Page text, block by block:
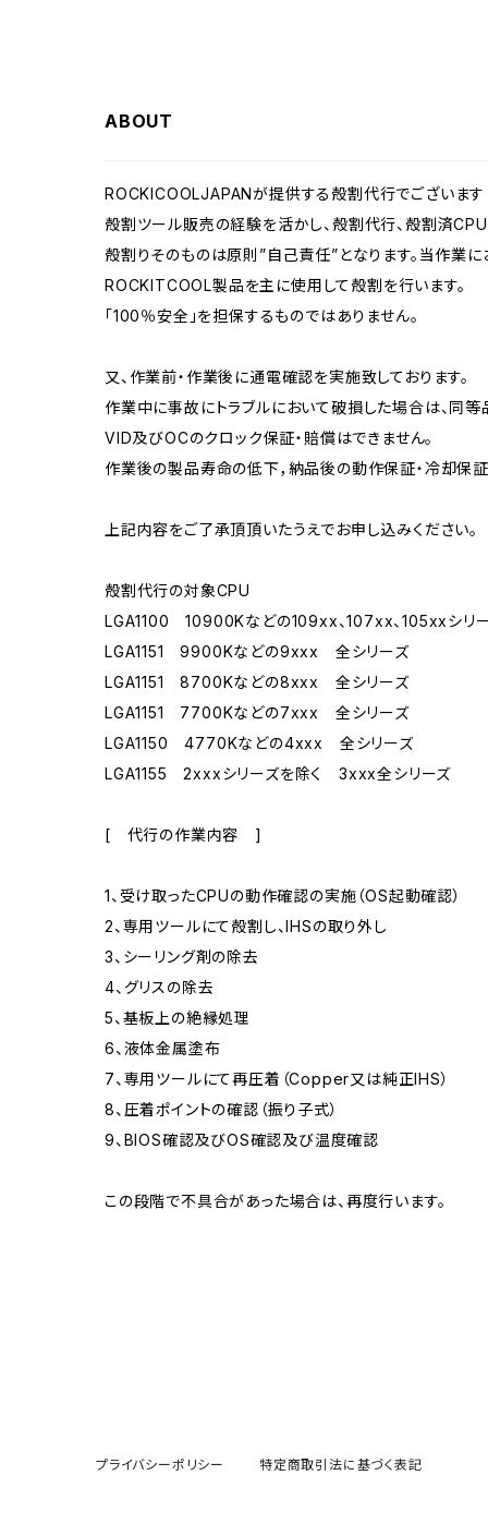
ABOUT
ROCKICOOLJAPANが提供する殻割代行でございます
殻割ツール販売の経験を活かし、殻割代行、殻割済CPU
殻割りそのものは原則”自己責任”となります。当作業
ROCKITCOOL製品を主に使用して殻割を行います。
「100％安全」を担保するものではありません。
又、作業前・作業後に通電確認を実施致しております。
作業中に事故にトラブルにおいて破損した場合は、同等
VID及びOCのクロック保証・賠償はできません。
作業後の製品寿命の低下，納品後の動作保証・冷却保
上記内容をご了承頂頂いたうえでお申し込みください。
殻割代行の対象CPU
LGA1100 10900Kなどの109xx、107xx、105xxシリ
LGA1151 9900Kなどの9xxx 全シリーズ
LGA1151 8700Kなどの8xxx 全シリーズ
LGA1151 7700Kなどの7xxx 全シリーズ
LGA1150 4770Kなどの4xxx 全シリーズ
LGA1155 2xxxシリーズを除く 3xxx全シリーズ
[ 代行の作業内容 ]
1、受け取ったCPUの動作確認の実施（OS起動確認）
2、専用ツールにて殻割し、IHSの取り外し
3、シーリング剤の除去
4、グリスの除去
5、基板上の絶縁処理
6、液体金属塗布
7、専用ツールにて再圧着（Copper又は純正IHS）
8、圧着ポイントの確認（振り子式）
9、BIOS確認及びOS確認及び温度確認
この段階で不具合があった場合は、再度行います。
プライバシーポリシー 特定商取引法に基づく表記